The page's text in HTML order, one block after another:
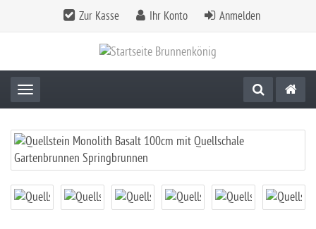
Zur Kasse Ihr Konto Anmelden
Toggle navigation